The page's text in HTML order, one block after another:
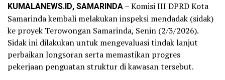
KUMALANEWS.ID, SAMARINDA– Komisi III DPRD Kota
Samarinda kembali melakukan inspeksi mendadak (sidak)
ke proyek Terowongan Samarinda, Senin (2/3/2026).
Sidak ini dilakukan untuk mengevaluasi tindak lanjut
perbaikan longsoran serta memastikan progres
pekerjaan penguatan struktur di kawasan tersebut.